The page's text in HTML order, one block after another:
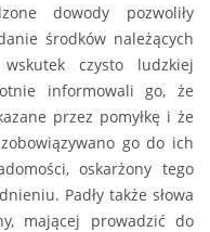
dowody pozwoliły
środków należących
czysto ludzkiej
informowali go, że
przez pomyłkę i że
go do ich
oskarżony tego
Padły także słowa
mającej prowadzić do